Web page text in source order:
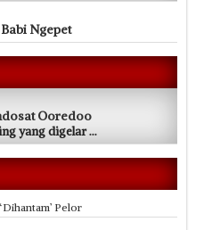
Ngepet
Ooredoo
yang digelar...
Pelor